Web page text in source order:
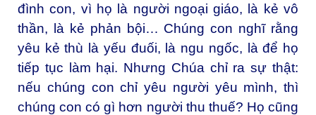
đình con, vì họ là người ngoại giáo, là kẻ vô
thần, là kẻ phản bội… Chúng con nghĩ rằng
yêu kẻ thù là yếu đuối, là ngu ngốc, là để họ
tiếp tục làm hại. Nhưng Chúa chỉ ra sự thật:
nếu chúng con chỉ yêu người yêu mình, thì
chúng con có gì hơn người thu thuế? Họ cũng